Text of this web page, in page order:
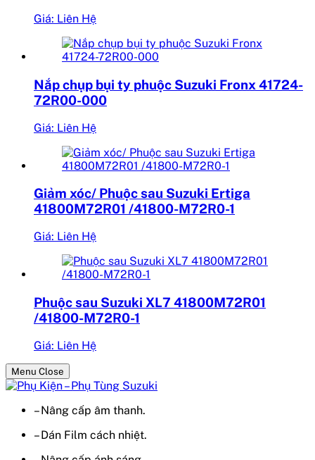
Giá: Liên Hệ
Nắp chụp bụi ty phuộc Suzuki Fronx 41724-
72R00-000
Giá: Liên Hệ
Giảm xóc/ Phuộc sau Suzuki Ertiga
41800M72R01 /41800-M72R0-1
Giá: Liên Hệ
Phuộc sau Suzuki XL7 41800M72R01
/41800-M72R0-1
Giá: Liên Hệ
Menu Close
– Nâng cấp âm thanh.
– Dán Film cách nhiệt.